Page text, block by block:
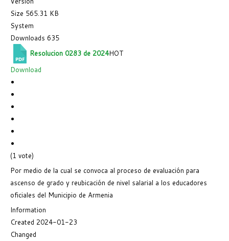
Size 565.31 KB
System
Downloads 635
Resolucion 0283 de 2024HOT
Download
(1 vote)
Por medio de la cual se convoca al proceso de evaluación para
ascenso de grado y reubicación de nivel salarial a los educadores
oficiales del Municipio de Armenia
Information
Created 2024-01-23
Changed